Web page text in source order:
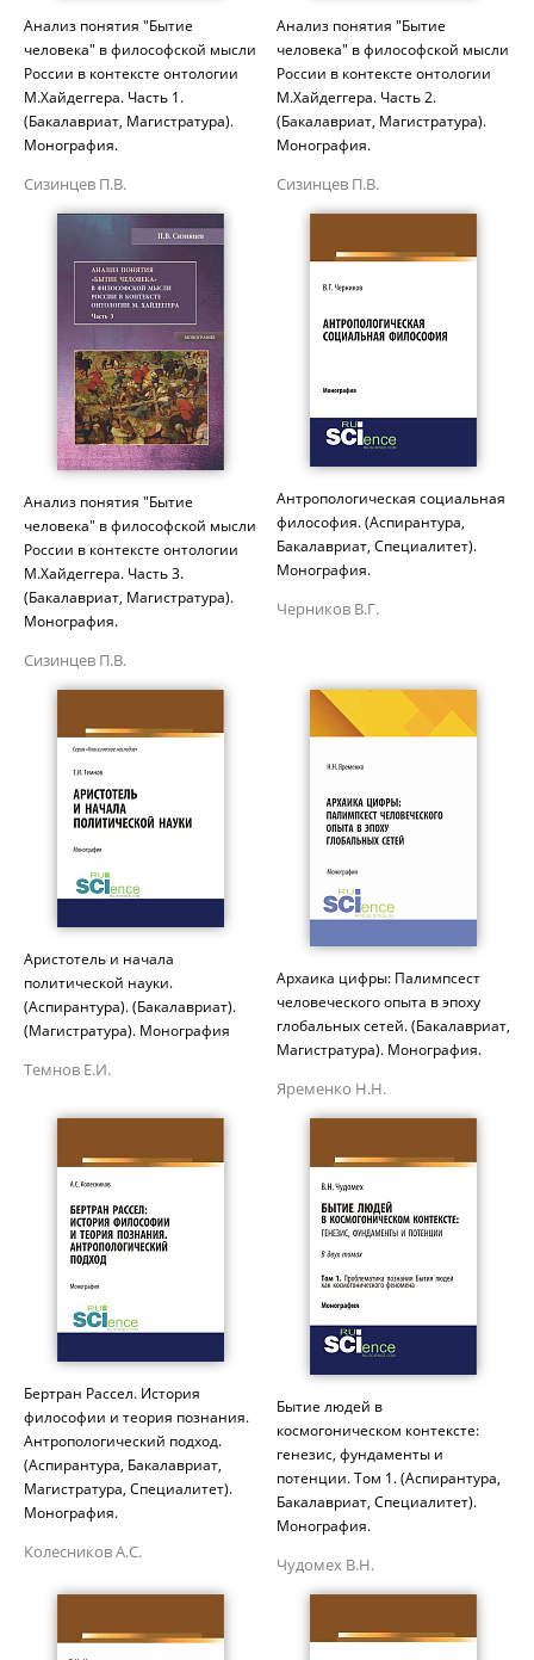
Анализ понятия "Бытие
человека" в философской мысли
России в контексте онтологии
М.Хайдеггера. Часть 1.
(Бакалавриат, Магистратура).
Монография.
Сизинцев П.В.
Анализ понятия "Бытие
человека" в философской мысли
России в контексте онтологии
М.Хайдеггера. Часть 2.
(Бакалавриат, Магистратура).
Монография.
Сизинцев П.В.
Анализ понятия "Бытие
человека" в философской мысли
России в контексте онтологии
М.Хайдеггера. Часть 3.
(Бакалавриат, Магистратура).
Монография.
Сизинцев П.В.
Антропологическая социальная
философия. (Аспирантура,
Бакалавриат, Специалитет).
Монография.
Черников В.Г.
Аристотель и начала
политической науки.
(Аспирантура). (Бакалавриат).
(Магистратура). Монография
Темнов Е.И.
Архаика цифры: Палимпсест
человеческого опыта в эпоху
глобальных сетей. (Бакалавриат,
Магистратура). Монография.
Яременко Н.Н.
Бертран Рассел. История
философии и теория познания.
Антропологический подход.
(Аспирантура, Бакалавриат,
Магистратура, Специалитет).
Монография.
Колесников А.С.
Бытие людей в
космогоническом контексте:
генезис, фундаменты и
потенции. Том 1. (Аспирантура,
Бакалавриат, Специалитет).
Монография.
Чудомех В.Н.